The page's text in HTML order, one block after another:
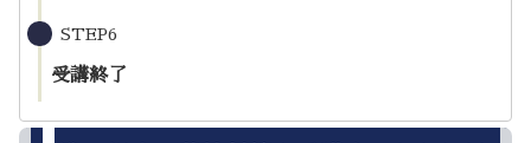
STEP6
受講終了